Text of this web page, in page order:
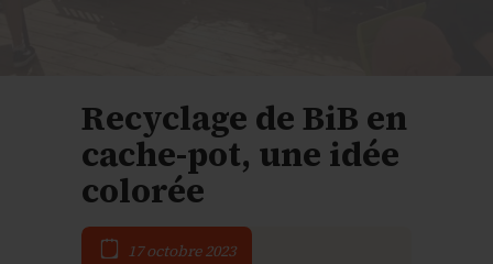
Recyclage de BiB en
cache-pot, une idée
colorée
17 octobre 2023